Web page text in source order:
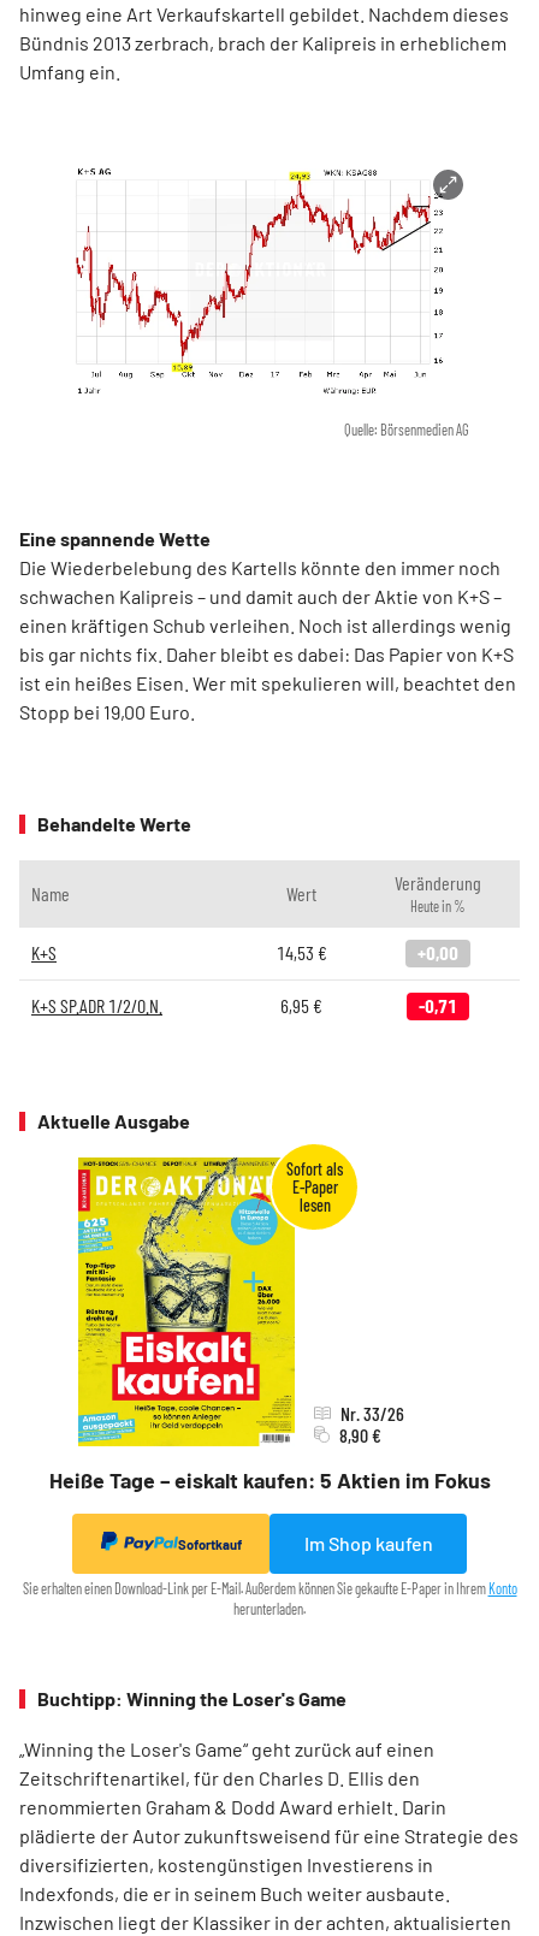
hinweg eine Art Verkaufskartell gebildet. Nachdem dieses
Bündnis 2013 zerbrach, brach der Kalipreis in erheblichem
Umfang ein.
Quelle: Börsenmedien AG
Eine spannende Wette
Die Wiederbelebung des Kartells könnte den immer noch
schwachen Kalipreis – und damit auch der Aktie von K+S –
einen kräftigen Schub verleihen. Noch ist allerdings wenig
bis gar nichts fix. Daher bleibt es dabei: Das Papier von K+S
ist ein heißes Eisen. Wer mit spekulieren will, beachtet den
Stopp bei 19,00 Euro.
Behandelte Werte
Name Wert Veränderung
Heute in %
K+S 14,53 € +0,00
K+S SP.ADR 1/2/O.N. 6,95 € -0,71
Aktuelle Ausgabe
Heiße Tage – eiskalt kaufen: 5 Aktien im Fokus
Nr. 33/26
8,90 €
Sofortkauf Im Shop kaufen
Sie erhalten einen Download-Link per E-Mail. Außerdem können Sie gekaufte E-Paper in Ihrem Konto
herunterladen.
Buchtipp: Winning the Loser's Game
„Winning the Loser's Game“ geht zurück auf einen
Zeitschriftenartikel, für den Charles D. Ellis den
renommierten Graham & Dodd Award erhielt. Darin
plädierte der Autor zukunftsweisend für eine Strategie des
diversifizierten, kostengünstigen Investierens in
Indexfonds, die er in seinem Buch weiter ausbaute.
Inzwischen liegt der Klassiker in der achten, aktualisierten